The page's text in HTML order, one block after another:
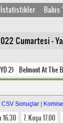
İstatistikler Bahis
Cumartesi -
2) Belmont At The
CSV Sonuçlar
16.30 7. Koşu 17.00